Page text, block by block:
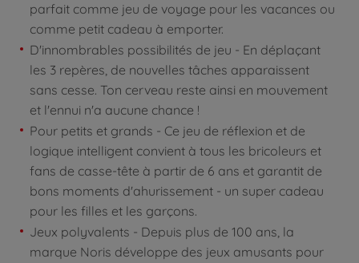
parfait comme jeu de voyage pour les vacances ou
comme petit cadeau à emporter.
D'innombrables possibilités de jeu - En déplaçant
les 3 repères, de nouvelles tâches apparaissent
sans cesse. Ton cerveau reste ainsi en mouvement
et l'ennui n'a aucune chance !
Pour petits et grands - Ce jeu de réflexion et de
logique intelligent convient à tous les bricoleurs et
fans de casse-tête à partir de 6 ans et garantit de
bons moments d'ahurissement - un super cadeau
pour les filles et les garçons.
Jeux polyvalents - Depuis plus de 100 ans, la
marque Noris développe des jeux amusants pour